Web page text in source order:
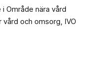
Område nära vård
och omsorg, IVO